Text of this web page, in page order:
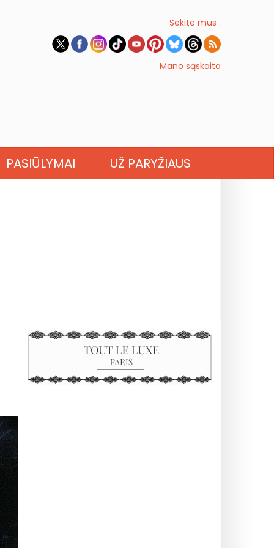
Sekite mus :
Mano sąskaita
PASIŪLYMAI UŽ PARYŽIAUS